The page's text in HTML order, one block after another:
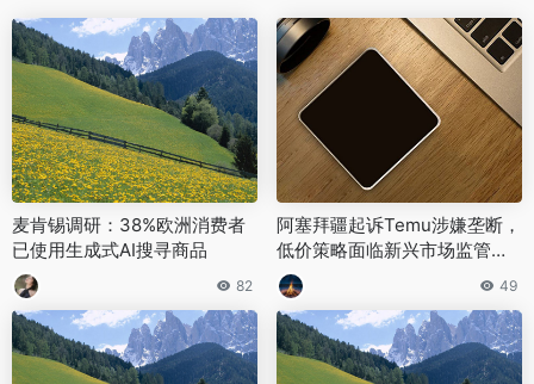
麦肯锡调研：38%欧洲消费者
已使用生成式AI搜寻商品
82
阿塞拜疆起诉Temu涉嫌垄断，
低价策略面临新兴市场监管升
级与合规风险。
49